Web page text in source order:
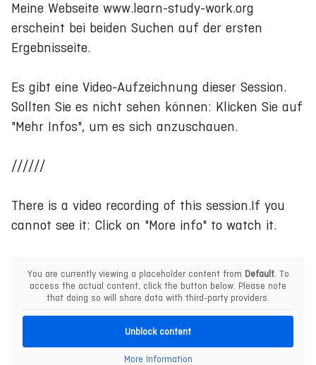
Meine Webseite www.learn-study-work.org
erscheint bei beiden Suchen auf der ersten
Ergebnisseite.
Es gibt eine Video-Aufzeichnung dieser Session.
Sollten Sie es nicht sehen können: Klicken Sie auf
"Mehr Infos", um es sich anzuschauen.
//////
There is a video recording of this session.If you
cannot see it: Click on "More info" to watch it.
You are currently viewing a placeholder content from Default. To
access the actual content, click the button below. Please note
that doing so will share data with third-party providers.
Unblock content
More Information